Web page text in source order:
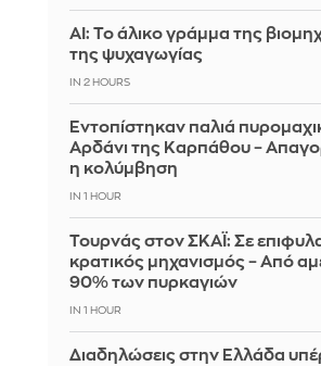
AI: Το άλικο γράμμα της
της ψυχαγωγίας
IN 2 HOURS
Εντοπίστηκαν παλιά
Αρδάνι της Καρπάθου –
η κολύμβηση
IN 1 HOUR
Τουρνάς στον ΣΚΑΪ: Σε
κρατικός μηχανισμός – Από
90% των πυρκαγιών
IN 1 HOUR
Διαδηλώσεις στην Ελλάδα